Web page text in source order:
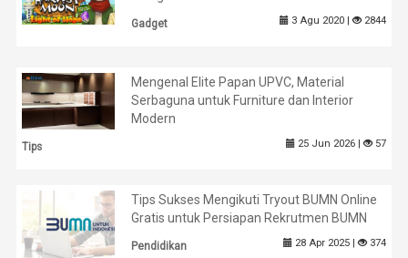
Gadget 3 Agu 2020 | 2844
Mengenal Elite Papan UPVC, Material
Serbaguna untuk Furniture dan Interior
Modern
Tips 25 Jun 2026 | 57
Tips Sukses Mengikuti Tryout BUMN Online
Gratis untuk Persiapan Rekrutmen BUMN
Pendidikan 28 Apr 2025 | 374